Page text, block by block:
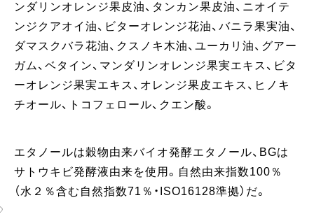
ンダリンオレンジ果皮油、タンカン果皮油、ニオイテ
ンジクアオイ油、ビターオレンジ花油、バニラ果実油、
ダマスクバラ花油、クスノキ木油、ユーカリ油、グアー
ガム、ベタイン、マンダリンオレンジ果実エキス、ビタ
ーオレンジ果実エキス、オレンジ果皮エキス、ヒノキ
チオール、トコフェロール、クエン酸。
エタノールは穀物由来バイオ発酵エタノール、BGは
サトウキビ発酵液由来を使用。自然由来指数100％
（水２％含む自然指数71％・ISO16128準拠）だ。